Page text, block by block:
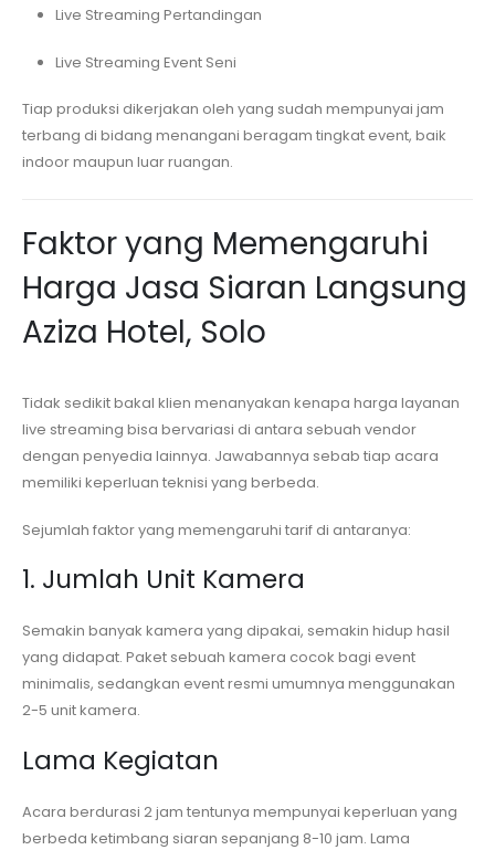
Live Streaming Pertandingan
Live Streaming Event Seni
Tiap produksi dikerjakan oleh yang sudah mempunyai jam
terbang di bidang menangani beragam tingkat event, baik
indoor maupun luar ruangan.
Faktor yang Memengaruhi
Harga Jasa Siaran Langsung
Aziza Hotel, Solo
Tidak sedikit bakal klien menanyakan kenapa harga layanan
live streaming bisa bervariasi di antara sebuah vendor
dengan penyedia lainnya. Jawabannya sebab tiap acara
memiliki keperluan teknisi yang berbeda.
Sejumlah faktor yang memengaruhi tarif di antaranya:
1. Jumlah Unit Kamera
Semakin banyak kamera yang dipakai, semakin hidup hasil
yang didapat. Paket sebuah kamera cocok bagi event
minimalis, sedangkan event resmi umumnya menggunakan
2-5 unit kamera.
Lama Kegiatan
Acara berdurasi 2 jam tentunya mempunyai keperluan yang
berbeda ketimbang siaran sepanjang 8-10 jam. Lama